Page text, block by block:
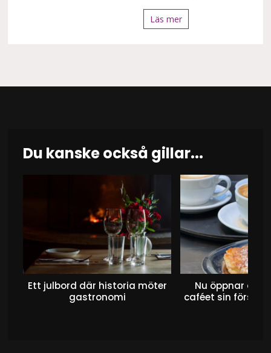
Läs mer
Du kanske också gillar...
Ett julbord där historia möter
gastronomi
Nu öppnar det
caféet sin första